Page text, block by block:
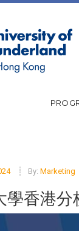
By: Marketing
學香港